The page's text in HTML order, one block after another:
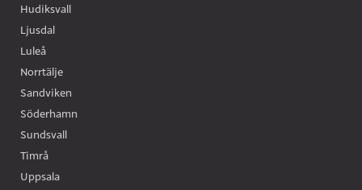
Tomas Johansson
tomas.johansson@bilbolaget.nu
Hudiksvall
Ljusdal
Luleå
Norrtälje
Sandviken
Söderhamn
Sundsvall
Timrå
Uppsala